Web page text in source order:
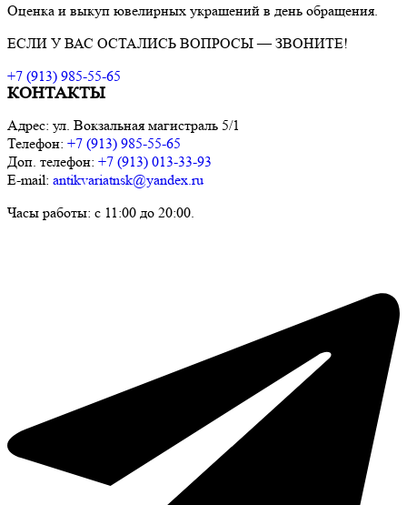
Оценка и выкуп ювелирных украшений в день обращения.
ЕСЛИ У ВАС ОСТАЛИСЬ ВОПРОСЫ — ЗВОНИТЕ!
+7 (913) 985-55-65
КОНТАКТЫ
Адрес: ул. Вокзальная магистраль 5/1
Телефон: +7 (913) 985-55-65
Доп. телефон: +7 (913) 013-33-93
E-mail: antikvariatnsk@yandex.ru
Часы работы: с 11:00 до 20:00.